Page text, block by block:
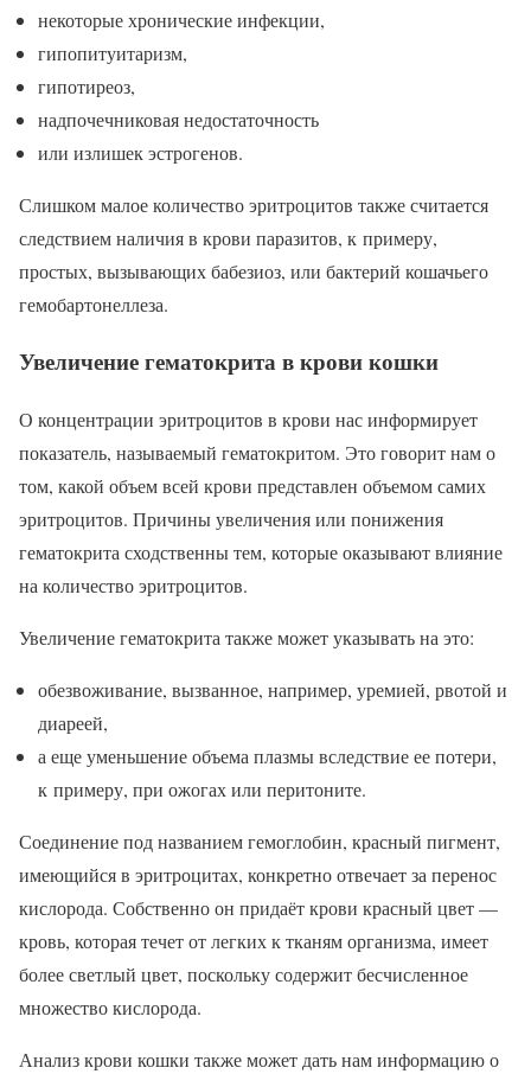
некоторые хронические инфекции,
гипопитуитаризм,
гипотиреоз,
надпочечниковая недостаточность
или излишек эстрогенов.
Слишком малое количество эритроцитов также считается
следствием наличия в крови паразитов, к примеру,
простых, вызывающих бабезиоз, или бактерий кошачьего
гемобартонеллеза.
Увеличение гематокрита в крови кошки
О концентрации эритроцитов в крови нас информирует
показатель, называемый гематокритом. Это говорит нам о
том, какой объем всей крови представлен объемом самих
эритроцитов. Причины увеличения или понижения
гематокрита сходственны тем, которые оказывают влияние
на количество эритроцитов.
Увеличение гематокрита также может указывать на это:
обезвоживание, вызванное, например, уремией, рвотой и
диареей,
а еще уменьшение объема плазмы вследствие ее потери,
к примеру, при ожогах или перитоните.
Соединение под названием гемоглобин, красный пигмент,
имеющийся в эритроцитах, конкретно отвечает за перенос
кислорода. Собственно он придаёт крови красный цвет —
кровь, которая течет от легких к тканям организма, имеет
более светлый цвет, поскольку содержит бесчисленное
множество кислорода.
Анализ крови кошки также может дать нам информацию о